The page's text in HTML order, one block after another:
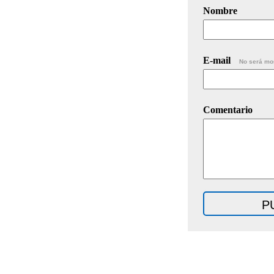
Nombre
E-mail No será
Comentario